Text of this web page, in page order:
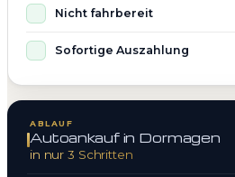
Nicht fahrbereit
Sofortige Auszahlung
ABLAUF
Autoankauf in Dormagen
in nur 3 Schritten